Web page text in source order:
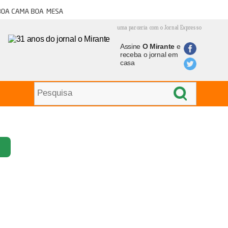
cama boa mesa
uma parceria com o Jornal Expresso
Assine O Mirantee
receba o jornal em
casa